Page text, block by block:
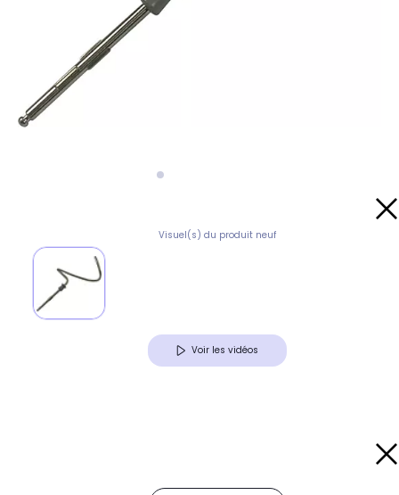
Visuel(s) du produit neuf
Voir les vidéos